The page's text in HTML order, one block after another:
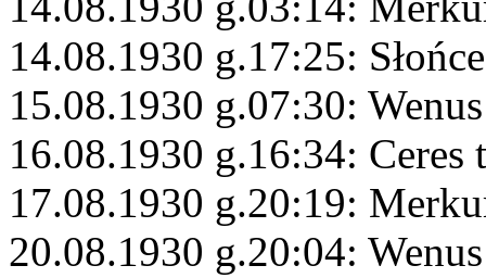
14.08.1930 g.17:25:
15.08.1930 g.07:30:
16.08.1930 g.16:34: Ceres
17.08.1930 g.20:19:
20.08.1930 g.20:04: